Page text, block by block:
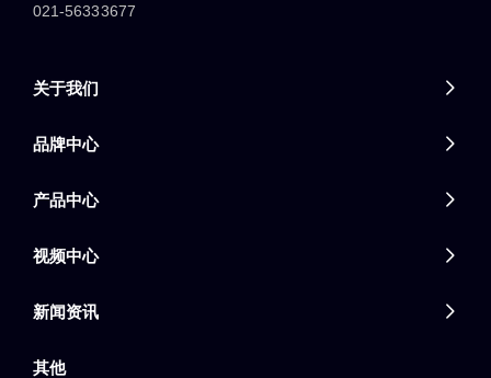
021-56333677
关于我们 
品牌中心 
产品中心 
视频中心 
新闻资讯 
其他